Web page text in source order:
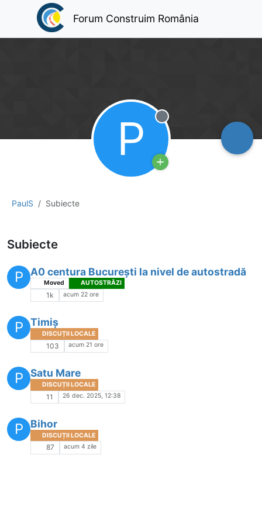
Forum Construim România
PaulS Subiecte
P Deconectat
Subiecte
P A0 centura București la nivel de autostradă
Moved AUTOSTRĂZI
1k acum 22 ore
P Timiș
DISCUȚII LOCALE
103 acum 21 ore
P Satu Mare
DISCUȚII LOCALE
11 26 dec. 2025, 12:38
P Bihor
DISCUȚII LOCALE
87 acum 4 zile